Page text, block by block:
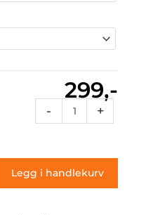
299,-
-
30
antall
+
Legg i handlekurv